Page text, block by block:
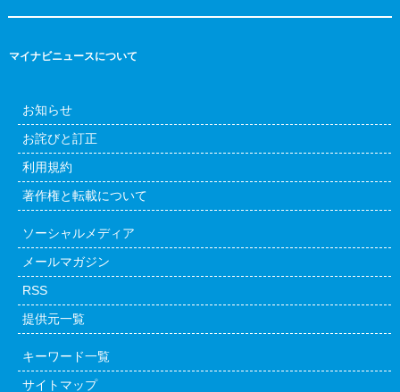
マイナビニュースについて
お知らせ
お詫びと訂正
利用規約
著作権と転載について
ソーシャルメディア
メールマガジン
RSS
提供元一覧
キーワード一覧
サイトマップ